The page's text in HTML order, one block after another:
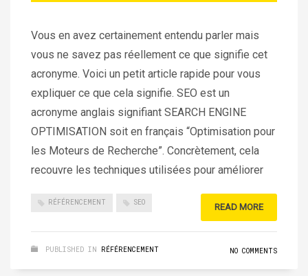
Vous en avez certainement entendu parler mais
vous ne savez pas réellement ce que signifie cet
acronyme. Voici un petit article rapide pour vous
expliquer ce que cela signifie. SEO est un
acronyme anglais signifiant SEARCH ENGINE
OPTIMISATION soit en français “Optimisation pour
les Moteurs de Recherche”. Concrètement, cela
recouvre les techniques utilisées pour améliorer
RÉFÉRENCEMENT SEO READ MORE
PUBLISHED IN RÉFÉRENCEMENT NO COMMENTS